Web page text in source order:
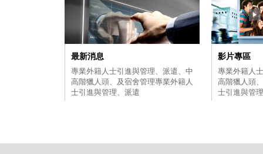
最新消息
專業外籍人士引進與管理、派遣、中
高階獵人頭、及宿舍管理專業外籍人
士引進與管理、派遣
影片專區
專業外籍人
高階獵人頭
士引進與管